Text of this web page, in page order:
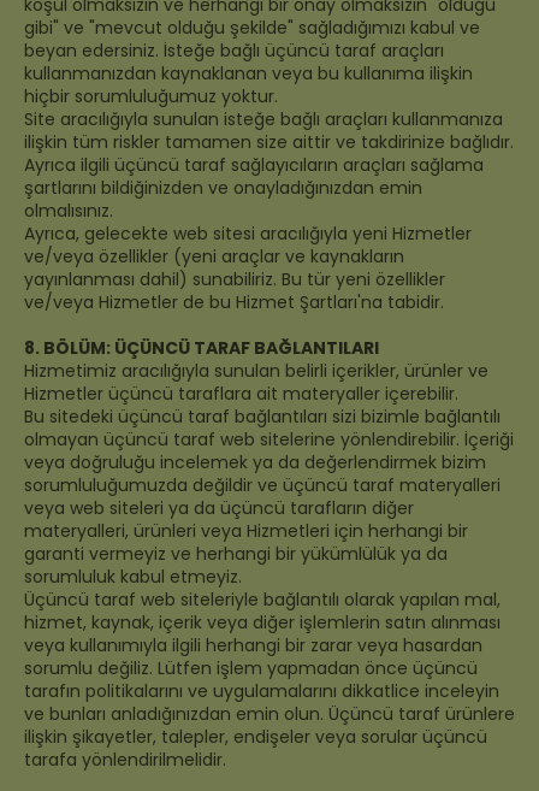
gibi" ve "mevcut olduğu şekilde" sağladığımızı kabul ve
beyan edersiniz. İsteğe bağlı üçüncü taraf araçları
kullanmanızdan kaynaklanan veya bu kullanıma ilişkin
hiçbir sorumluluğumuz yoktur.
Site aracılığıyla sunulan isteğe bağlı araçları kullanmanıza
ilişkin tüm riskler tamamen size aittir ve takdirinize bağlıdır.
Ayrıca ilgili üçüncü taraf sağlayıcıların araçları sağlama
şartlarını bildiğinizden ve onayladığınızdan emin
olmalısınız.
Ayrıca, gelecekte web sitesi aracılığıyla yeni Hizmetler
ve/veya özellikler (yeni araçlar ve kaynakların
yayınlanması dahil) sunabiliriz. Bu tür yeni özellikler
ve/veya Hizmetler de bu Hizmet Şartları'na tabidir.
8. BÖLÜM: ÜÇÜNCÜ TARAF BAĞLANTILARI
Hizmetimiz aracılığıyla sunulan belirli içerikler, ürünler ve
Hizmetler üçüncü taraflara ait materyaller içerebilir.
Bu sitedeki üçüncü taraf bağlantıları sizi bizimle bağlantılı
olmayan üçüncü taraf web sitelerine yönlendirebilir. İçeriği
veya doğruluğu incelemek ya da değerlendirmek bizim
sorumluluğumuzda değildir ve üçüncü taraf materyalleri
veya web siteleri ya da üçüncü tarafların diğer
materyalleri, ürünleri veya Hizmetleri için herhangi bir
garanti vermeyiz ve herhangi bir yükümlülük ya da
sorumluluk kabul etmeyiz.
Üçüncü taraf web siteleriyle bağlantılı olarak yapılan mal,
hizmet, kaynak, içerik veya diğer işlemlerin satın alınması
veya kullanımıyla ilgili herhangi bir zarar veya hasardan
sorumlu değiliz. Lütfen işlem yapmadan önce üçüncü
tarafın politikalarını ve uygulamalarını dikkatlice inceleyin
ve bunları anladığınızdan emin olun. Üçüncü taraf ürünlere
ilişkin şikayetler, talepler, endişeler veya sorular üçüncü
tarafa yönlendirilmelidir.